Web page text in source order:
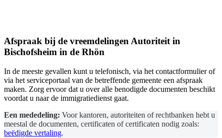
Afspraak bij de vreemdelingen Autoriteitin
Bischofsheim in de Rhön
In de meeste gevallen kunt u telefonisch, via het contactformulier of
via het serviceportaal van de betreffende gemeente een afspraak
maken. Zorg ervoor dat u over alle benodigde documenten beschikt
voordat u naar de immigratiedienst gaat.
Een mededeling: Voor kantoren, autoriteiten of rechtbanken hebt u
meestal de documenten, certificaten of certificaten nodig zoals:
beëdigde vertaling.